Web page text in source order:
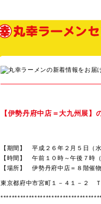
【伊勢丹府中店＝大九州展】
【期間】 平成２６年２月５日（
【時間】 午前１０時～午後７時
【場所】 伊勢丹府中店＝８階催
東京都府中市宮町１－４１－２